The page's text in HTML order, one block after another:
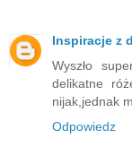
Inspiracje z
Wyszło
delikatne
nijak,jednak
Odpowiedz